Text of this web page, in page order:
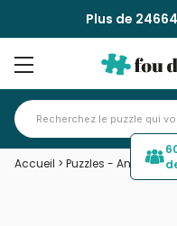
Plus de
Accueil > Puzzles - Animaux